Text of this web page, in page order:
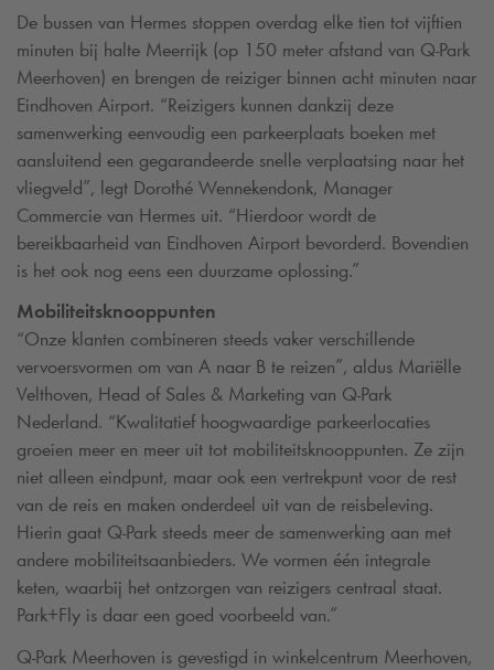
De bussen van Hermes stoppen overdag elke tien tot vijftien
minuten bij halte Meerrijk (op 150 meter afstand van Q-Park
Meerhoven) en brengen de reiziger binnen acht minuten naar
Eindhoven Airport. “Reizigers kunnen dankzij deze
samenwerking eenvoudig een parkeerplaats boeken met
aansluitend een gegarandeerde snelle verplaatsing naar het
vliegveld”, legt Dorothé Wennekendonk, Manager
Commercie van Hermes uit. “Hierdoor wordt de
bereikbaarheid van Eindhoven Airport bevorderd. Bovendien
is het ook nog eens een duurzame oplossing.”
Mobiliteitsknooppunten
“Onze klanten combineren steeds vaker verschillende
vervoersvormen om van A naar B te reizen”, aldus Mariëlle
Velthoven, Head of Sales & Marketing van Q-Park
Nederland. “Kwalitatief hoogwaardige parkeerlocaties
groeien meer en meer uit tot mobiliteitsknooppunten. Ze zijn
niet alleen eindpunt, maar ook een vertrekpunt voor de rest
van de reis en maken onderdeel uit van de reisbeleving.
Hierin gaat Q-Park steeds meer de samenwerking aan met
andere mobiliteitsaanbieders. We vormen één integrale
keten, waarbij het ontzorgen van reizigers centraal staat.
Park+Fly is daar een goed voorbeeld van.”
Q-Park Meerhoven is gevestigd in winkelcentrum Meerhoven,